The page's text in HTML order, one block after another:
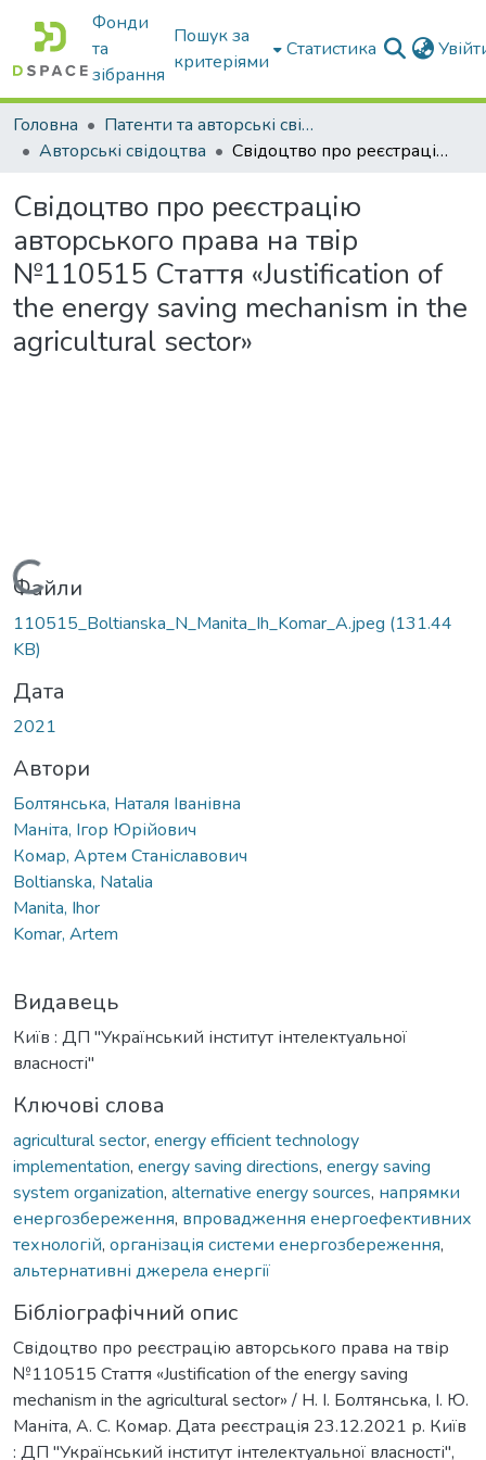
Фонди
та
зібрання
Пошук за
критеріями
Статистика
Головна
Патенти та авторські свідоцтва
Авторські свідоцтва
Свідоцтво про реєстрацію авторського права на твір №110515 Стаття «Justification of the energy saving mechanism in the agricultural sector»
Свідоцтво про реєстрацію
авторського права на твір
№110515 Стаття «Justification of
the energy saving mechanism in the
agricultural sector»
Вантажиться...
Файли
110515_Boltianska_N_Manita_Ih_Komar_A.jpeg (131.44
KB)
Дата
2021
Автори
Болтянська, Наталя Іванівна
Маніта, Ігор Юрійович
Комар, Артем Станіславович
Boltianska, Natalia
Manita, Ihor
Komar, Artem
Видавець
Київ : ДП "Український інститут інтелектуальної
власності"
Ключові слова
agricultural sector, energy efficient technology
implementation, energy saving directions, energy saving
system organization, alternative energy sources, напрямки
енергозбереження, впровадження енергоефективних
технологій, організація системи енергозбереження,
альтернативні джерела енергії
Бібліографічний опис
Свідоцтво про реєстрацію авторського права на твір
№110515 Стаття «Justification of the energy saving
mechanism in the agricultural sector» / Н. І. Болтянська, І. Ю.
Маніта, А. С. Комар. Дата реєстрація 23.12.2021 р. Київ
: ДП "Український інститут інтелектуальної власності",